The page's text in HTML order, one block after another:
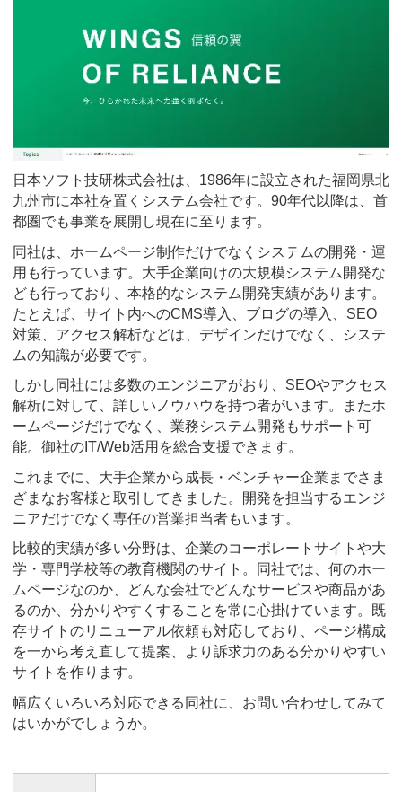
日本ソフト技研株式会社は、1986年に設立された福岡県北
九州市に本社を置くシステム会社です。90年代以降は、首
都圏でも事業を展開し現在に至ります。
同社は、ホームページ制作だけでなくシステムの開発・運
用も行っています。大手企業向けの大規模システム開発な
ども行っており、本格的なシステム開発実績があります。
たとえば、サイト内へのCMS導入、ブログの導入、SEO
対策、アクセス解析などは、デザインだけでなく、システ
ムの知識が必要です。
しかし同社には多数のエンジニアがおり、SEOやアクセス
解析に対して、詳しいノウハウを持つ者がいます。またホ
ームページだけでなく、業務システム開発もサポート可
能。御社のIT/Web活用を総合支援できます。
これまでに、大手企業から成長・ベンチャー企業までさま
ざまなお客様と取引してきました。開発を担当するエンジ
ニアだけでなく専任の営業担当者もいます。
比較的実績が多い分野は、企業のコーポレートサイトや大
学・専門学校等の教育機関のサイト。同社では、何のホー
ムページなのか、どんな会社でどんなサービスや商品があ
るのか、分かりやすくすることを常に心掛けています。既
存サイトのリニューアル依頼も対応しており、ページ構成
を一から考え直して提案、より訴求力のある分かりやすい
サイトを作ります。
幅広くいろいろ対応できる同社に、お問い合わせしてみて
はいかがでしょうか。